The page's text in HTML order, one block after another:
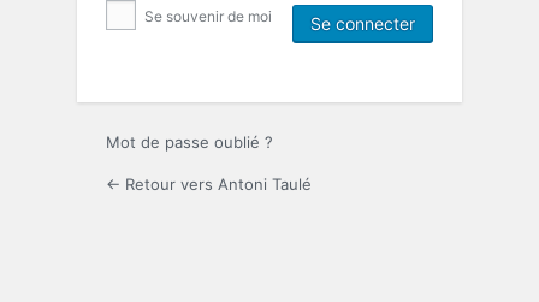
Se souvenir de moi
Mot de passe oublié ?
← Retour vers Antoni Taulé